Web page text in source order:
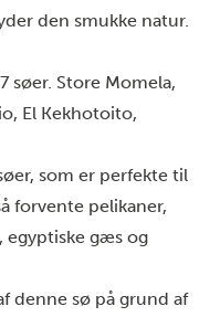
den smukke natur.
søer. Store Momela,
El Kekhotoito,
som er perfekte til
forvente pelikaner,
egyptiske gæs og
denne sø på grund af